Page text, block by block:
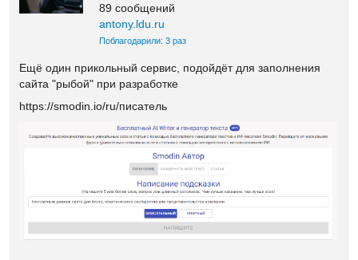
89 сообщений
antony.ldu.ru
Поблагодарили: 3 раз
Ещё один прикольный сервис, подойдёт для заполнения
сайта "рыбой" при разработке
https://smodin.io/ru/писатель